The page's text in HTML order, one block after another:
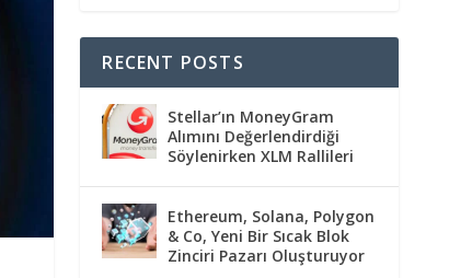
RECENT POSTS
Stellar’ın MoneyGram
Alımını Değerlendirdiği
Söylenirken XLM Rallileri
Ethereum, Solana, Polygon
& Co, Yeni Bir Sıcak Blok
Zinciri Pazarı Oluşturuyor